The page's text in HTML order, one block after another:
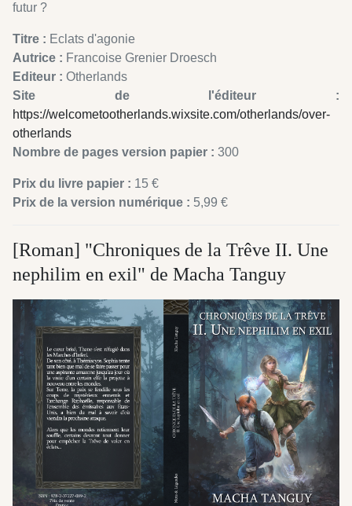
futur ?
Titre : Eclats d'agonie
Autrice : Francoise Grenier Droesch
Editeur : Otherlands
Site de l'éditeur :
https://welcometootherlands.wixsite.com/otherlands/over-
otherlands
Nombre de pages version papier : 300
Prix du livre papier : 15 €
Prix de la version numérique : 5,99 €
[Roman] "Chroniques de la Trêve II. Une
nephilim en exil" de Macha Tanguy